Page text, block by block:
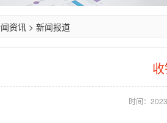
资讯 > 新闻报道
时间：